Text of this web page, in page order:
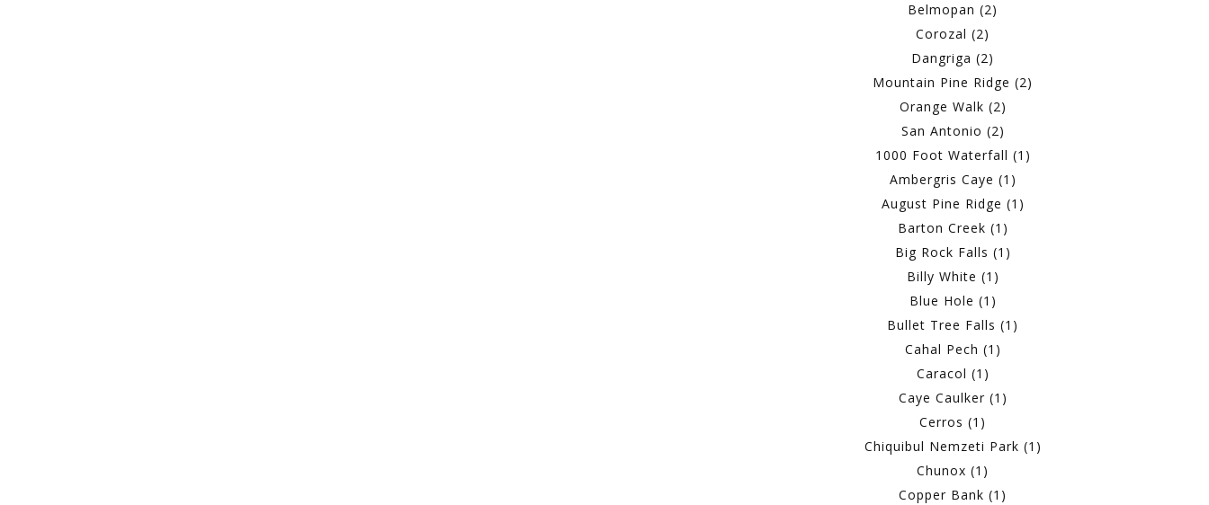
Belmopan (2)
Corozal (2)
Dangriga (2)
Mountain Pine Ridge (2)
Orange Walk (2)
San Antonio (2)
1000 Foot Waterfall (1)
Ambergris Caye (1)
August Pine Ridge (1)
Barton Creek (1)
Big Rock Falls (1)
Billy White (1)
Blue Hole (1)
Bullet Tree Falls (1)
Cahal Pech (1)
Caracol (1)
Caye Caulker (1)
Cerros (1)
Chiquibul Nemzeti Park (1)
Chunox (1)
Copper Bank (1)